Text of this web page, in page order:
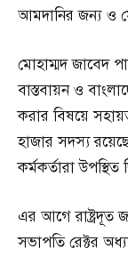
আমদানির জন্য ও
মোহাম্মদ জাবেদ
বাস্তবায়ন ও
করার বিষয়ে
হাজার সদস্য
কর্মকর্তারা উপস্থিত
এর আগে রাষ্ট্রদূত
সভাপতি রেক্টর